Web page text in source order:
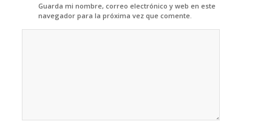
Guarda mi nombre, correo electrónico y web en este
navegador para la próxima vez que comente.